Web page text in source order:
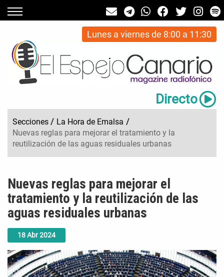
Lunes a viernes de 8:00 a 11:30
Directo
Secciones / La Hora de Emalsa /
Nuevas reglas para mejorar el tratamiento y la
reutilización de las aguas residuales urbanas
18Abr2024
Nuevas reglas para mejorar el
tratamiento y la reutilización de las
aguas residuales urbanas